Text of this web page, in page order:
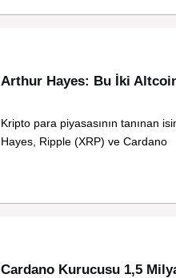
Arthur Hayes: Bu İki
Kripto para piyasasının tanınan
Hayes, Ripple (XRP) ve Cardano
Cardano Kurucusu 1,5